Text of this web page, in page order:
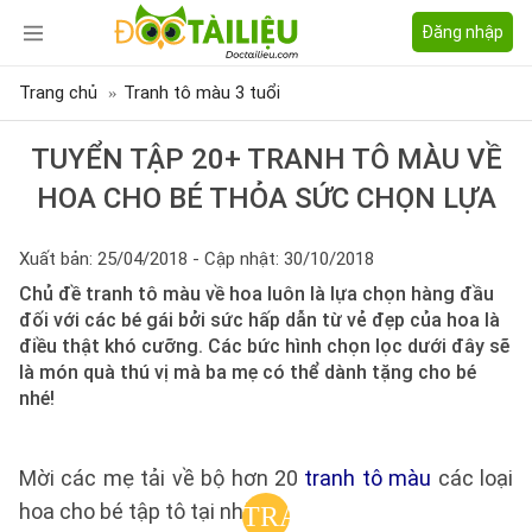
Đăng nhập
Trang chủ Tranh tô màu 3 tuổi
TUYỂN TẬP 20+ TRANH TÔ MÀU VỀ
HOA CHO BÉ THỎA SỨC CHỌN LỰA
Xuất bản: 25/04/2018 - Cập nhật: 30/10/2018
Chủ đề tranh tô màu về hoa luôn là lựa chọn hàng đầu
đối với các bé gái bởi sức hấp dẫn từ vẻ đẹp của hoa là
điều thật khó cưỡng. Các bức hình chọn lọc dưới đây sẽ
là món quà thú vị mà ba mẹ có thể dành tặng cho bé
nhé!
Mời các mẹ tải về bộ hơn 20 tranh tô màu các loại
hoa cho bé tập tô tại nhà:TRANH